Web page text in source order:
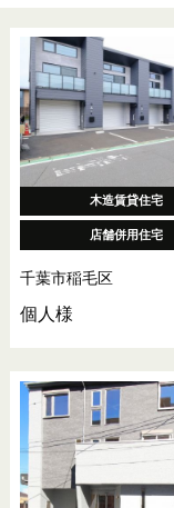
木造賃貸住宅
店舗併用住宅
千葉市稲毛区
個人様